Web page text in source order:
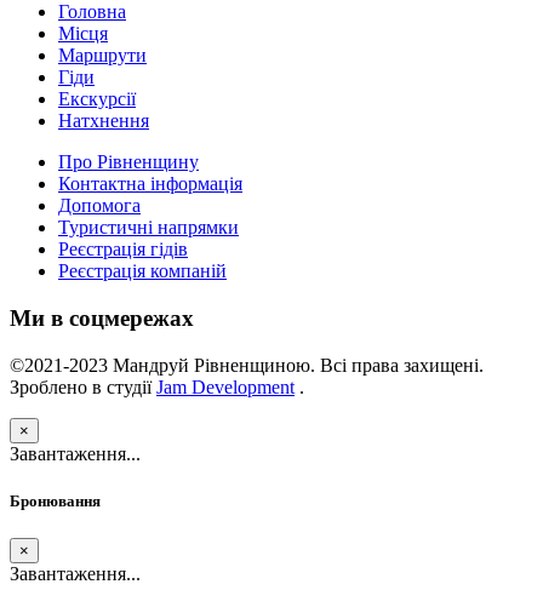
Головна
Місця
Маршрути
Гіди
Екскурсії
Натхнення
Про Рівненщину
Контактна інформація
Допомога
Туристичні напрямки
Реєстрація гідів
Реєстрація компаній
Ми в соцмережах
©2021-2023 Мандруй Рівненщиною. Всі права захищені.
Зроблено в студіїJam Development .
×
Завантаження...
Бронювання
×
Завантаження...